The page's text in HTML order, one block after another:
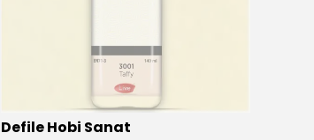
Defile Hobi Sanat